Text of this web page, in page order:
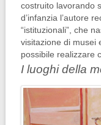
costruito lavorando
d’infanzia l’autore
“istituzionali”, che
visitazione di musei
possibile realizzare
I luoghi della